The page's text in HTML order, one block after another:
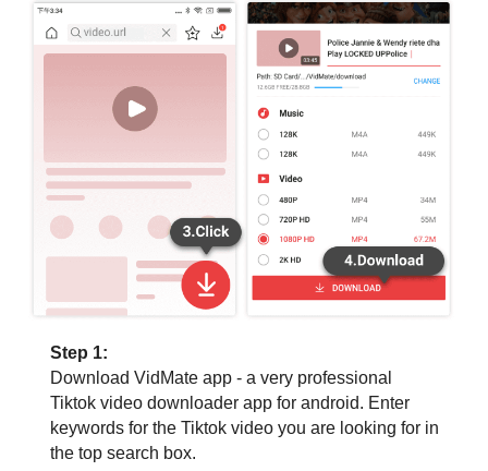
Step 1:
Download VidMate app - a very professional
Tiktok video downloader app for android. Enter
keywords for the Tiktok video you are looking for in
the top search box.